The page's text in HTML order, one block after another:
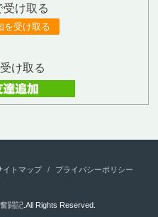
け取る
を受け取る
け取る
イトマップ プライバシーポリシー
闘記.All Rights Reserved.